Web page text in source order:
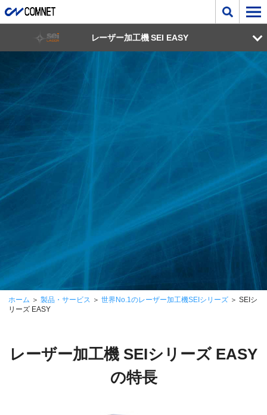
レーザー加工機 SEI EASY
ホーム ＞ 製品・サービス ＞ 世界No.1のレーザー加工機SEIシリーズ ＞ SEIシ
リーズ EASY
レーザー加工機 SEIシリーズ EASY
の特長